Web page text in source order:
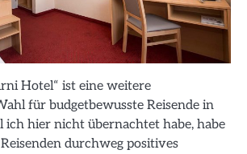
Hotel“ ist eine weitere
für budgetbewusste Reisende in
ich hier nicht übernachtet habe, habe
durchweg positives